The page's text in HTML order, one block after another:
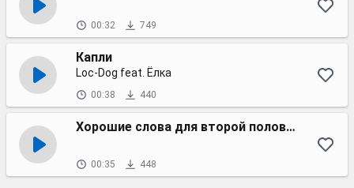
00:32 749
Капли
Loc-Dog feat. Ёлка
00:38 440
Хорошие слова для второй половинки
00:35 448